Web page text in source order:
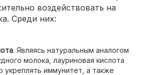
воздействовать на
Среди них:
. Являясь натуральным аналогом
молока, лауриновая кислота
укреплять иммунитет, а также